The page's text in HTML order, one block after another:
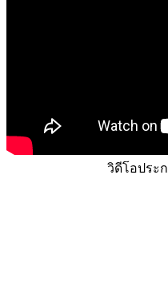
วิดีโอประก